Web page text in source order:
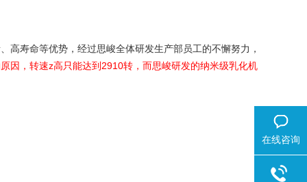
高寿命等优势，经过思峻全体研发生产部员工的不懈努力，
因，转速z高只能达到 2910转，而思峻研发的纳米级乳化机
在线咨询